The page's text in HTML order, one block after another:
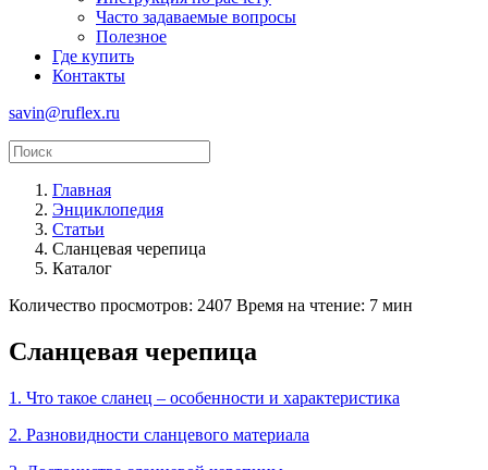
Часто задаваемые вопросы
Полезное
Где купить
Контакты
savin@ruflex.ru
Главная
Энциклопедия
Статьи
Сланцевая черепица
Каталог
Количество просмотров: 2407 Время на чтение: 7 мин
Сланцевая черепица
1. Что такое сланец – особенности и характеристика
2. Разновидности сланцевого материала